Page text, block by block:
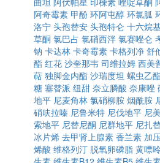
阿奇霉素 甲酚 环阿屯醇 环氯胍
洛宁 头孢替安 头孢特仑 十六烷
草酮 氯巴占 氯硝西泮 氯赛唑仑
钠 卡达林 卡奇霉素 卡格列净 舒
酯 红花 沙奎那韦 司维拉姆 西美
萜 独脚金内酯 沙瑞度坦 螺虫乙
糖 塞替派 纽甜 奈立膦酸 奈康唑
地平 尼麦角林 氯硝柳胺 烟酰胺
硝呋拉嗪 尼鲁米特 尼伐地平 尼
索地平 尼替尼酮 尼群地平 尼扎
冰片烯 去甲肾上腺素 香兰素 加
烯酸 维格列汀 脱氧卵磷脂 黄嘌